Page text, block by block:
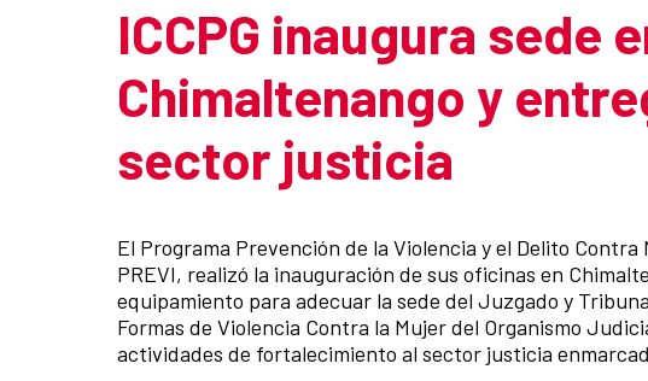
ICCPG inaugura sede
Chimaltenango y
sector justicia
El Programa Prevención de la Violencia y el Delito Contra
PREVI, realizó la inauguración de sus oficinas en
equipamiento para adecuar la sede del Juzgado y
Formas de Violencia Contra la Mujer del Organismo
actividades de fortalecimiento al sector justicia